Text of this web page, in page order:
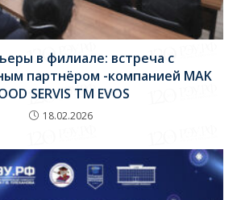
в филиале: встреча с
партнёром -компанией MAK
SERVIS TM EVOS
18.02.2026